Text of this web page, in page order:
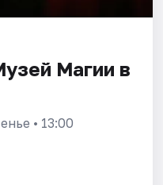
Магии в
• 13:00